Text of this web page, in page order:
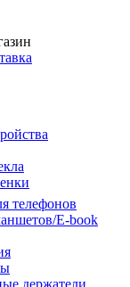
телефонов
E-book
держатели